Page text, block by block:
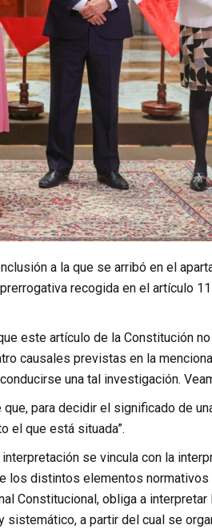
a la que se arribó en el
recogida en el artículo
este artículo de la Constitución
causales previstas en la
una tal investigación.
para decidir el significado de
el que está situada”.
se vincula con la
los distintos elementos normativos
Constitucional, obliga a interpretar
sistemático, a partir del cual se